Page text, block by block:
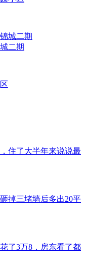
二期
住了大半年来说说最
掉三堵墙后多出20平
了3万8，房东看了都